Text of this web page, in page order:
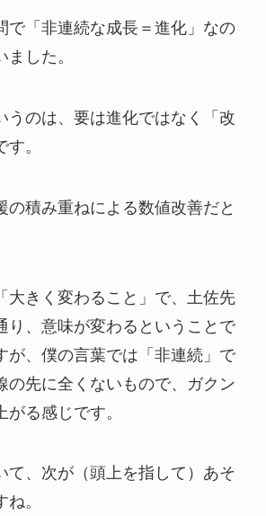
「非連続な成長＝進化」なの
した。
うのは、要は進化ではなく「改
。
の積み重ねによる数値改善だと
大きく変わること」で、土佐先
り、意味が変わるということで
が、僕の言葉では「非連続」で
の先に全くないもので、ガクン
がる感じです。
て、次が（頭上を指して）あそ
。